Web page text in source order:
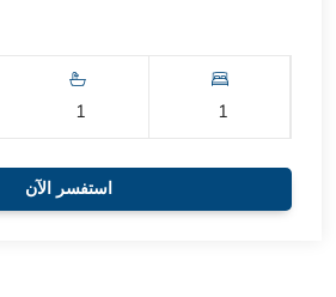
1
1
استفسر الآن